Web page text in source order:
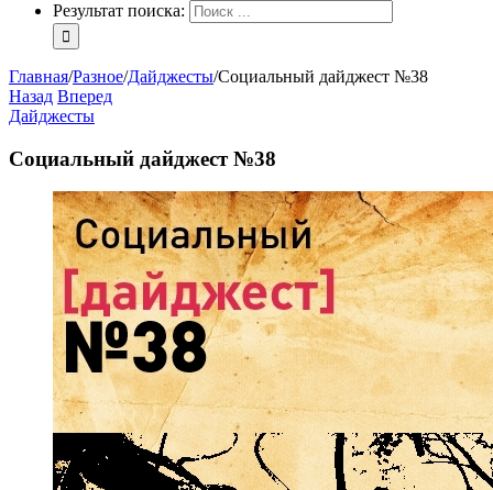
Результат поиска:
Главная/Разное/Дайджесты/Социальный дайджест №38
Назад Вперед
Дайджесты
Социальный дайджест №38